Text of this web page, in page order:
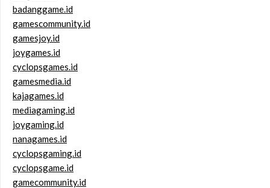
badanggame.id
gamescommunity.id
gamesjoy.id
joygames.id
cyclopsgames.id
gamesmedia.id
kajagames.id
mediagaming.id
joygaming.id
nanagames.id
cyclopsgaming.id
cyclopsgame.id
gamecommunity.id